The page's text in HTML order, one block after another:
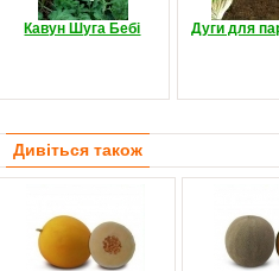
Кавун Шуга Бебі Дуги для
Дивіться також